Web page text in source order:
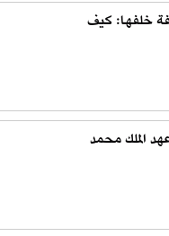
خلفها: كيف
الملك محمد